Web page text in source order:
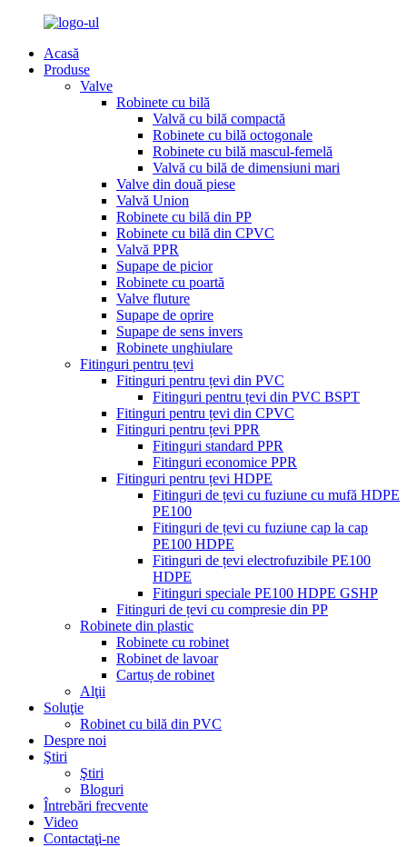
Acasă
Produse
Valve
Robinete cu bilă
Valvă cu bilă compactă
Robinete cu bilă octogonale
Robinete cu bilă mascul-femelă
Valvă cu bilă de dimensiuni mari
Valve din două piese
Valvă Union
Robinete cu bilă din PP
Robinete cu bilă din CPVC
Valvă PPR
Supape de picior
Robinete cu poartă
Valve fluture
Supape de oprire
Supape de sens invers
Robinete unghiulare
Fitinguri pentru țevi
Fitinguri pentru țevi din PVC
Fitinguri pentru țevi din PVC BSPT
Fitinguri pentru țevi din CPVC
Fitinguri pentru țevi PPR
Fitinguri standard PPR
Fitinguri economice PPR
Fitinguri pentru țevi HDPE
Fitinguri de țevi cu fuziune cu mufă HDPE
PE100
Fitinguri de țevi cu fuziune cap la cap
PE100 HDPE
Fitinguri de țevi electrofuzibile PE100
HDPE
Fitinguri speciale PE100 HDPE GSHP
Fitinguri de țevi cu compresie din PP
Robinete din plastic
Robinete cu robinet
Robinet de lavoar
Cartuș de robinet
Alţii
Soluţie
Robinet cu bilă din PVC
Despre noi
Ştiri
Ştiri
Bloguri
Întrebări frecvente
Video
Contactaţi-ne